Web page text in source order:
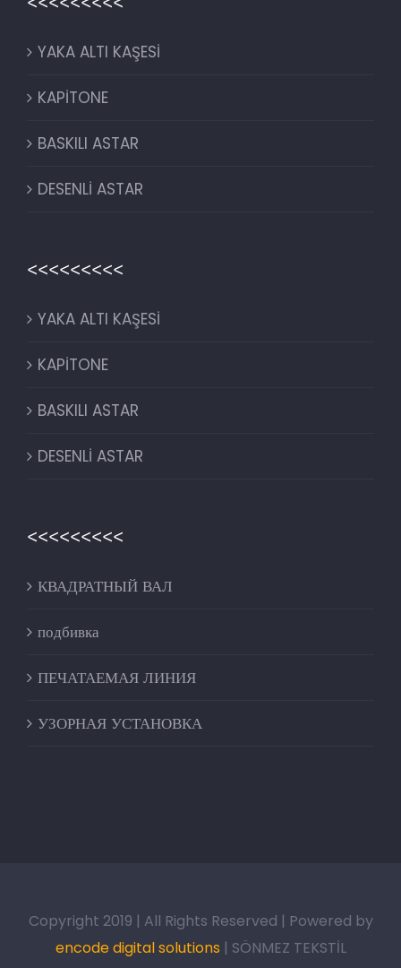
YAKA ALTI KAŞESİ
KAPİTONE
BASKILI ASTAR
DESENLİ ASTAR
<<<<<<<<<
YAKA ALTI KAŞESİ
KAPİTONE
BASKILI ASTAR
DESENLİ ASTAR
<<<<<<<<<
КВАДРАТНЫЙ ВАЛ
подбивка
ПЕЧАТАЕМАЯ ЛИНИЯ
УЗОРНАЯ УСТАНОВКА
Copyright 2019 | All Rights Reserved | Powered by
encode digital solutions | SÖNMEZ TEKSTİL